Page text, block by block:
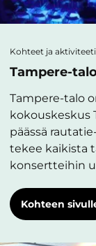
Kohteet ja
Tampere-
Tampere-talo
kokouskeskus
päässä
tekee kaikista
konsertteihin
Kohteen